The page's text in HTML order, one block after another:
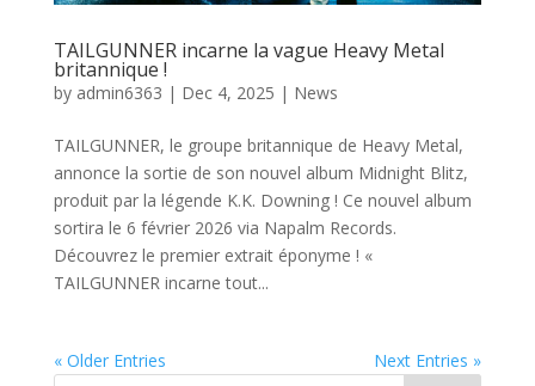
TAILGUNNER incarne la vague Heavy Metal
britannique !
by admin6363 | Dec 4, 2025 | News
TAILGUNNER, le groupe britannique de Heavy Metal,
annonce la sortie de son nouvel album Midnight Blitz,
produit par la légende K.K. Downing ! Ce nouvel album
sortira le 6 février 2026 via Napalm Records.
Découvrez le premier extrait éponyme ! «
TAILGUNNER incarne tout...
« Older Entries
Next Entries »